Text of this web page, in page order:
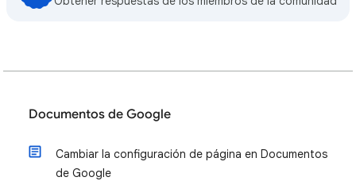
Documentos de Google
Cambiar la configuración de página en Documentos
de Google